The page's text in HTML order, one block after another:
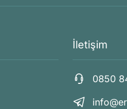
İletişim
0850